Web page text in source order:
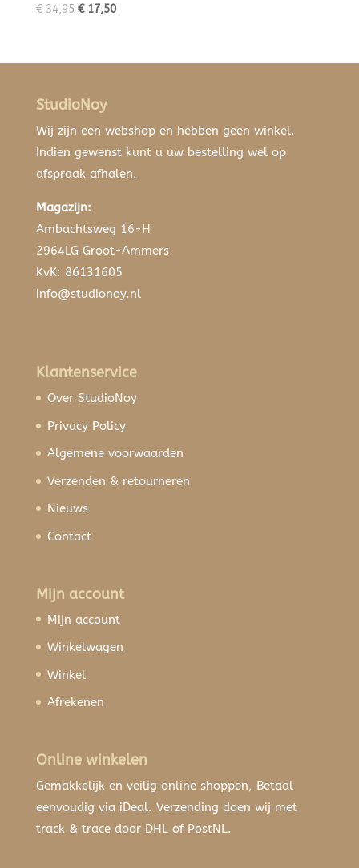
€34,95 Oorspronkelijke
€ 34,95.
€17,50Huidige
€ 17,50.
StudioNoy
Wij zijn een webshop en hebben geen winkel.
Indien gewenst kunt u uw bestelling wel op
afspraak afhalen.
Magazijn:
Ambachtsweg 16-H
2964LG Groot-Ammers
KvK: 86131605
info@studionoy.nl
Klantenservice
Over StudioNoy
Privacy Policy
Algemene voorwaarden
Verzenden & retourneren
Nieuws
Contact
Mijn account
Mijn account
Winkelwagen
Winkel
Afrekenen
Online winkelen
Gemakkelijk en veilig online shoppen, Betaal
eenvoudig via iDeal. Verzending doen wij met
track & trace door DHL of PostNL.